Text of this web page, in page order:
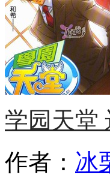
学园天堂
作者： 冰